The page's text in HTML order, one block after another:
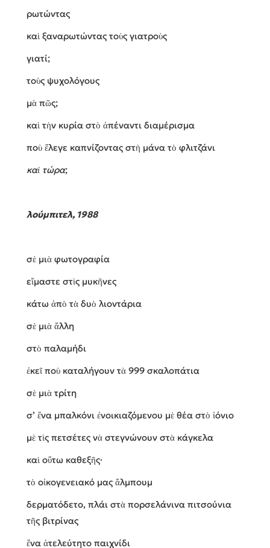
ρωτώντας
καὶ ξαναρωτώντας τοὺς γιατροὺς
γιατί;
τοὺς ψυχολόγους
μὰ πῶς;
καὶ τὴν κυρία στὸ ἀπέναντι διαμέρισμα
ποὺ ἔλεγε καπνίζοντας στὴ μάνα τὸ φλιτζάνι
καὶ τώρα;
λούμπιτελ, 1988
σὲ μιὰ φωτογραφία
εἴμαστε στὶς μυκῆνες
κάτω ἀπὸ τὰ δυὸ λιοντάρια
σὲ μιὰ ἄλλη
στὸ παλαμήδι
ἐκεῖ ποὺ καταλήγουν τὰ 999 σκαλοπάτια
σὲ μιὰ τρίτη
σ’ ἕνα μπαλκόνι ἐνοικιαζόμενου μὲ θέα στὸ ἰόνιο
μὲ τὶς πετσέτες νὰ στεγνώνουν στὰ κάγκελα
καὶ οὕτω καθεξῆς·
τὸ οἰκογενειακό μας ἄλμπουμ
δερματόδετο, πλάι στὰ πορσελάνινα πιτσούνια
τῆς βιτρίνας
ἕνα ἀτελεύτητο παιχνίδι